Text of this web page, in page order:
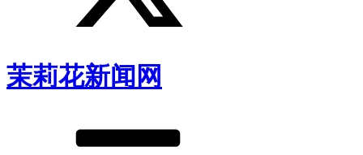
茉莉花新闻网